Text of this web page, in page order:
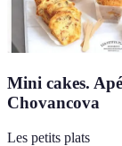
Mini cakes.
Chovancova
Les petits plats